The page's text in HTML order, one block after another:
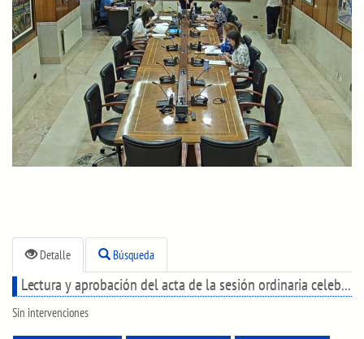
Detalle Búsqueda
Lectura y aprobación del acta de la sesión ordinaria celebrada el día 4 de mayo de 2026.
Sin intervenciones